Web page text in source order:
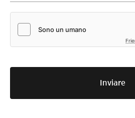
Inviare